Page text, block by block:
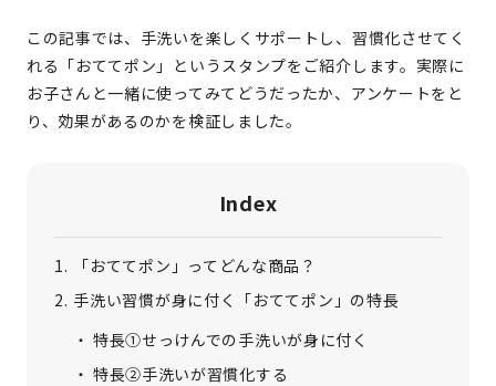
この記事では、手洗いを楽しくサポートし、習慣化させてく
れる「おててポン」というスタンプをご紹介します。実際に
お子さんと一緒に使ってみてどうだったか、アンケートをと
り、効果があるのかを検証しました。
Index
「おててポン」ってどんな商品？
手洗い習慣が身に付く「おててポン」の特長
特長①せっけんでの手洗いが身に付く
特長②手洗いが習慣化する